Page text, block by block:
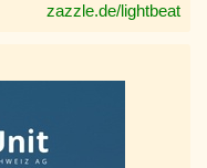
zazzle.de/lightbeat